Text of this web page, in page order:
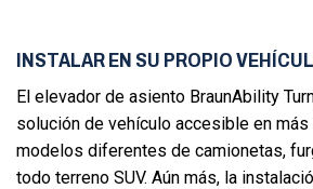
INSTALAR EN SU PROPIO
El elevador de asiento BraunAbility
solución de vehículo accesible en
modelos diferentes de camionetas,
todo terreno SUV. Aún más, la